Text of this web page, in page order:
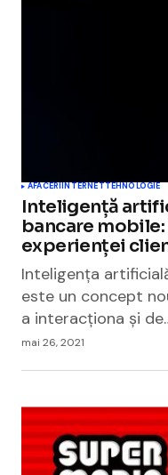
AFACERIINTERNETTEHNOLOGIE
Inteligență
bancare
experienței
Inteligența
este un concept
a interacționa și
mai 26, 2021